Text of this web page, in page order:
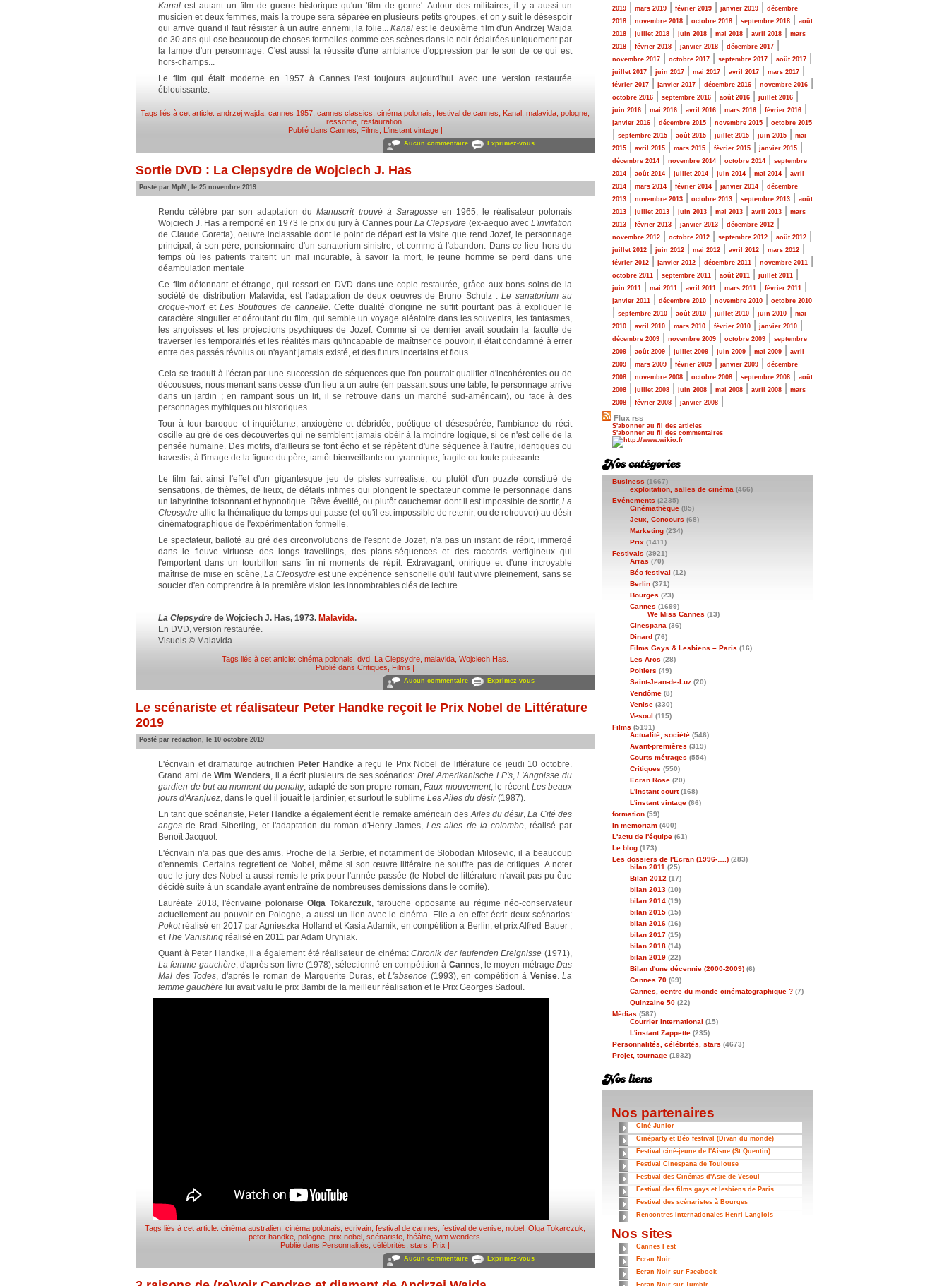
Kanalest autant un film de guerre historique qu'un 'film de genre'. Autour des militaires, il y a aussi un
musicien et deux femmes, mais la troupe sera séparée en plusieurs petits groupes, et on y suit le désespoir
qui arrive quand il faut résister à un autre ennemi, la folie...Kanal est le deuxième film d'un Andrzej Wajda
de 30 ans qui ose beaucoup de choses formelles comme ces scènes dans le noir éclairées uniquement par
la lampe d'un personnage. C'est aussi la réussite d'une ambiance d'oppression par le son de ce qui est
hors-champs...
Le film qui était moderne en 1957 à Cannes l'est toujours aujourd'hui avec une version restaurée
éblouissante.
Tags liés à cet article: andrzej wajda cannes 1957 cannes classics cinéma polonais festival de cannes Kanal malavida pologne
ressortie restauration
Publié dans Cannes Films L'instant vintage|
Aucun commentaire Exprimez-vous
Sortie DVD : La Clepsydre de Wojciech J. Has
Posté par MpM, le 25 novembre 2019
Rendu célèbre par son adaptation duManuscrit trouvé à Saragosseen 1965, le réalisateur polonais
Wojciech J. Has a remporté en 1973 le prix du jury à Cannes pourLa Clepsydre (ex-aequo avecL'invitation
de Claude Goretta), oeuvre inclassable dont le point de départ est la visite que rend Jozef, le personnage
principal, à son père, pensionnaire d'un sanatorium sinistre, et comme à l'abandon. Dans ce lieu hors du
temps où les patients traitent un mal incurable, à savoir la mort, le jeune homme se perd dans une
déambulation mentale
Ce film détonnant et étrange, qui ressort en DVD dans une copie restaurée, grâce aux bons soins de la
société de distribution Malavida, est l'adaptation de deux oeuvres de Bruno Schulz :Le sanatorium au
croque-mortetLes Boutiques de cannelle. Cette dualité d'origine ne suffit pourtant pas à expliquer le
caractère singulier et déroutant du film, qui semble un voyage aléatoire dans les souvenirs, les fantasmes,
les angoisses et les projections psychiques de Jozef. Comme si ce dernier avait soudain la faculté de
traverser les temporalités et les réalités mais qu'incapable de maîtriser ce pouvoir, il était condamné à errer
entre des passés révolus ou n'ayant jamais existé, et des futurs incertains et flous.
Cela se traduit à l'écran par une succession de séquences que l'on pourrait qualifier d'incohérentes ou de
décousues, nous menant sans cesse d'un lieu à un autre (en passant sous une table, le personnage arrive
dans un jardin ; en rampant sous un lit, il se retrouve dans un marché sud-américain), ou face à des
personnages mythiques ou historiques.
Tour à tour baroque et inquiétante, anxiogène et débridée, poétique et désespérée, l'ambiance du récit
oscille au gré de ces découvertes qui ne semblent jamais obéir à la moindre logique, si ce n'est celle de la
pensée humaine. Des motifs, d'ailleurs se font écho et se répètent d'une séquence à l'autre, identiques ou
travestis, à l'image de la figure du père, tantôt bienveillante ou tyrannique, fragile ou toute-puissante.
Le film fait ainsi l'effet d'un gigantesque jeu de pistes surréaliste, ou plutôt d'un puzzle constitué de
sensations, de thèmes, de lieux, de détails infimes qui plongent le spectateur comme le personnage dans
un labyrinthe foisonnant et hypnotique. Rêve éveillé, ou plutôt cauchemar dont il est impossible de sortir, La
Clepsydre allie la thématique du temps qui passe (et qu'il est impossible de retenir, ou de retrouver) au désir
cinématographique de l'expérimentation formelle.
Le spectateur, balloté au gré des circonvolutions de l'esprit de Jozef, n'a pas un instant de répit, immergé
dans le fleuve virtuose des longs travellings, des plans-séquences et des raccords vertigineux qui
l'emportent dans un tourbillon sans fin ni moments de répit. Extravagant, onirique et d'une incroyable
maîtrise de mise en scène, La Clepsydre est une expérience sensorielle qu'il faut vivre pleinement, sans se
soucier d'en comprendre à la première vision les innombrables clés de lecture.
---
La Clepsydre de Wojciech J. Has, 1973. Malavida.
En DVD, version restaurée.
Visuels © Malavida
Tags liés à cet article: cinéma polonais dvd La Clepsydre malavida Wojciech Has
Publié dans Critiques Films |
Aucun commentaire Exprimez-vous
Le scénariste et réalisateur Peter Handke reçoit le Prix Nobel de Littérature
2019
Posté par redaction, le 10 octobre 2019
L'écrivain et dramaturge autrichien Peter Handke a reçu le Prix Nobel de littérature ce jeudi 10 octobre.
Grand ami deWim Wenders, il a écrit plusieurs de ses scénarios: Drei Amerikanische LP's,L'Angoisse du
gardien de but au moment du penalty, adapté de son propre roman,Faux mouvement, le récent Les beaux
jours d'Aranjuez, dans le quel il jouait le jardinier, et surtout le sublime Les Ailes du désir(1987).
En tant que scénariste, Peter Handke a également écrit le remake américain desAiles du désir,La Cité des
anges de Brad Siberling, et l'adaptation du roman d'Henry James,Les ailes de la colombe, réalisé par
Benoît Jacquot.
L'écrivain n'a pas que des amis. Proche de la Serbie, et notamment de Slobodan Milosevic, il a beaucoup
d'ennemis. Certains regrettent ce Nobel, même si son œuvre littéraire ne souffre pas de critiques. A noter
que le jury des Nobel a aussi remis le prix pour l'année passée (le Nobel de littérature n'avait pas pu être
décidé suite à un scandale ayant entraîné de nombreuses démissions dans le comité).
Lauréate 2018, l'écrivaine polonaise Olga Tokarczuk, farouche opposante au régime néo-conservateur
actuellement au pouvoir en Pologne, a aussi un lien avec le cinéma. Elle a en effet écrit deux scénarios:
Pokotréalisé en 2017 par Agnieszka Holland et Kasia Adamik, en compétition à Berlin, et prix Alfred Bauer ;
et The Vanishing réalisé en 2011 par Adam Uryniak.
Quant à Peter Handke, il a également été réalisateur de cinéma:Chronik der laufenden Ereignisse (1971),
La femme gauchère, d'après son livre (1978), sélectionné en compétition à Cannes, le moyen métrageDas
Mal des Todes, d'après le roman de Marguerite Duras, et L'absence (1993), en compétition à Venise. La
femme gauchère lui avait valu le prix Bambi de la meilleur réalisation et le Prix Georges Sadoul.
Tags liés à cet article: cinéma australien cinéma polonais ecrivain festival de cannes festival de venise nobel Olga Tokarczuk
peter handke, pologne, prix nobel, scénariste, théâtre, wim wenders
Publié dans Personnalités, célébrités, stars Prix |
Aucun commentaire Exprimez-vous
2019
mars 2019 février 2019 janvier 2019
décembre
2018
novembre 2018 octobre 2018 septembre 2018
août
2018
juillet 2018 juin 2018 mai 2018 avril 2018
mars
2018
février 2018 janvier 2018 décembre 2017
novembre 2017 octobre 2017 septembre 2017 août 2017
juillet 2017 juin 2017 mai 2017 avril 2017 mars 2017
février 2017 janvier 2017 décembre 2016 novembre 2016
octobre 2016 septembre 2016 août 2016 juillet 2016
juin 2016 mai 2016 avril 2016 mars 2016 février 2016
janvier 2016 décembre 2015 novembre 2015 octobre 2015
septembre 2015 août 2015 juillet 2015 juin 2015
mai
2015
avril 2015 mars 2015 février 2015 janvier 2015
décembre 2014 novembre 2014 octobre 2014
septembre
2014
août 2014 juillet 2014 juin 2014 mai 2014
avril
2014
mars 2014 février 2014 janvier 2014
décembre
2013
novembre 2013 octobre 2013 septembre 2013
août
2013
juillet 2013 juin 2013 mai 2013 avril 2013
mars
2013
février 2013 janvier 2013 décembre 2012
novembre 2012 octobre 2012 septembre 2012 août 2012
juillet 2012 juin 2012 mai 2012 avril 2012 mars 2012
février 2012 janvier 2012 décembre 2011 novembre 2011
octobre 2011 septembre 2011 août 2011 juillet 2011
juin 2011 mai 2011 avril 2011 mars 2011 février 2011
janvier 2011 décembre 2010 novembre 2010 octobre 2010
septembre 2010 août 2010 juillet 2010 juin 2010
mai
2010
avril 2010 mars 2010 février 2010 janvier 2010
décembre 2009 novembre 2009 octobre 2009
septembre
2009
août 2009 juillet 2009 juin 2009 mai 2009
avril
2009
mars 2009 février 2009 janvier 2009
décembre
2008
novembre 2008 octobre 2008 septembre 2008
août
2008
juillet 2008 juin 2008 mai 2008 avril 2008
mars
2008
février 2008 janvier 2008
Flux rss
S'abonner au fil des articles
S'abonner au fil des commentaires
Business (1667)
exploitation, salles de cinéma (466)
Evénements (2235)
Cinémathèque (85)
Jeux, Concours (68)
Marketing (234)
Prix (1411)
Festivals (3921)
Arras (70)
Béo festival (12)
Berlin (371)
Bourges (23)
Cannes (1699)
We Miss Cannes (13)
Cinespana (36)
Dinard (76)
Films Gays & Lesbiens – Paris (16)
Les Arcs (28)
Poitiers (49)
Saint-Jean-de-Luz (20)
Vendôme (8)
Venise (330)
Vesoul (115)
Films (5191)
Actualité, société (546)
Avant-premières (319)
Courts métrages (554)
Critiques (550)
Ecran Rose (20)
L'instant court(168)
L'instant vintage (66)
formation (59)
In memoriam (400)
L'actu de l'équipe (61)
Le blog (173)
Les dossiers de l'Ecran (1996-….) (283)
bilan 2011 (25)
Bilan 2012 (17)
bilan 2013 (10)
bilan 2014 (19)
bilan 2015 (15)
bilan 2016 (16)
bilan 2017 (15)
bilan 2018 (14)
bilan 2019 (22)
Bilan d'une décennie (2000-2009) (6)
Cannes 70 (69)
Cannes, centre du monde cinématographique ? (7)
Quinzaine 50 (22)
Médias (587)
Courrier International (15)
L'instant Zappette (235)
Personnalités, célébrités, stars (4673)
Projet, tournage (1932)
Nos partenaires
Ciné Junior
Cinéparty et Béo festival (Divan du monde)
Festival ciné-jeune de l'Aisne (St Quentin)
Festival Cinespana de Toulouse
Festival des Cinémas d'Asie de Vesoul
Festival des films gays et lesbiens de Paris
Festival des scénaristes à Bourges
Rencontres internationales Henri Langlois
Nos sites
Cannes Fest
Ecran Noir
Ecran Noir sur Facebook
Ecran Noir sur Tumblr